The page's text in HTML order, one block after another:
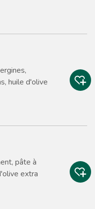
huile d'olive
pâte à
extra